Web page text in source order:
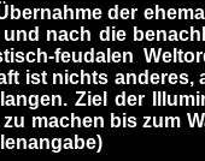
der
nach die
feudalen
ist nichts anderes,
Ziel der
machen bis zum